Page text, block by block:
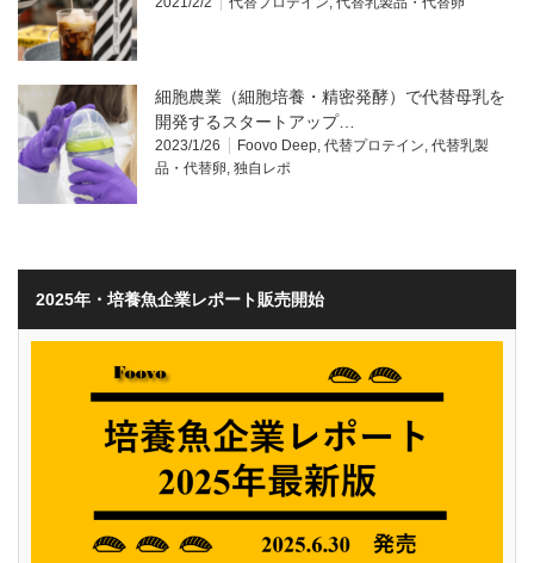
細胞農業（細胞培養・精密発酵）で代替母乳を
開発するスタートアップ…
2023/1/26 Foovo Deep, 代替プロテイン, 代替乳製
品・代替卵, 独自レポ
2025年・培養魚企業レポート販売開始